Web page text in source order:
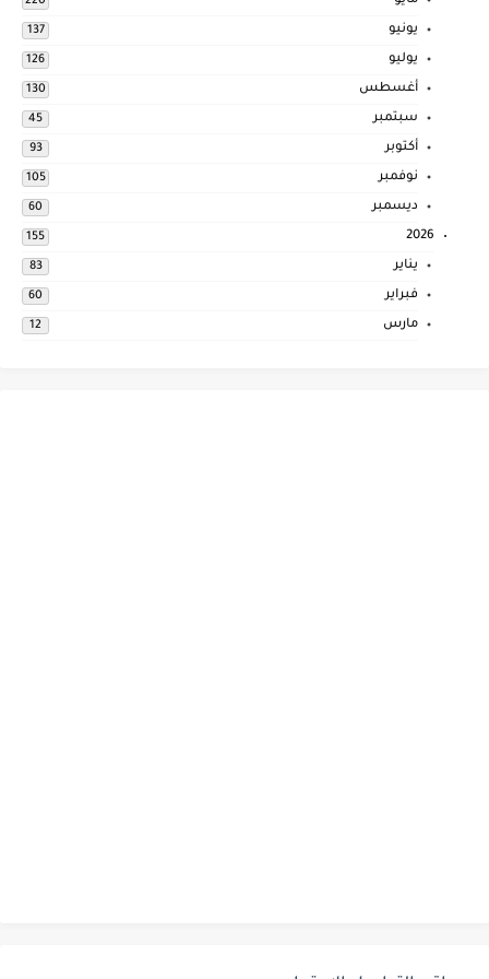
يونيو 137
يوليو 126
أغسطس 130
سبتمبر 45
أكتوبر 93
نوفمبر 105
ديسمبر 60
2026
155
يناير 83
فبراير 60
مارس 12